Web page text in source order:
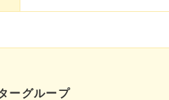
ーグループ